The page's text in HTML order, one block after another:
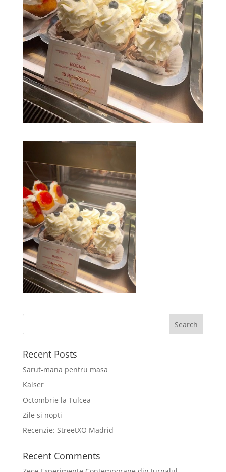
Recent Posts
Sarut-mana pentru masa
Kaiser
Octombrie la Tulcea
Zile si nopti
Recenzie: StreetXO Madrid
Recent Comments